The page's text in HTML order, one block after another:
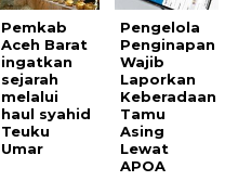
Pemkab
Aceh Barat
ingatkan
sejarah
melalui
haul syahid
Teuku
Umar
Pengelola
Penginapan
Wajib
Laporkan
Keberadaan
Tamu
Asing
Lewat
APOA